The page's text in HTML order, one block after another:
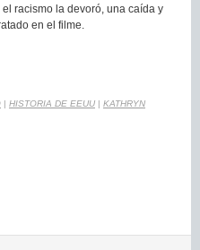
racismo la devoró, una caída y
en el filme.
| HISTORIA DE EEUU | KATHRYN